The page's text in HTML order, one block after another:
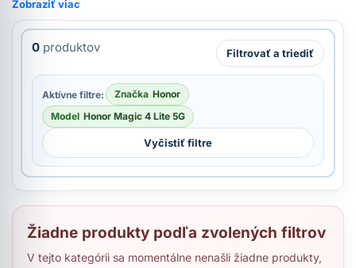
Zobraziť viac
0 produktov Filtrovať a triediť
Aktívne filtre: Značka Honor
Model Honor Magic 4 Lite 5G
Vyčistiť filtre
Žiadne produkty podľa zvolených filtrov
V tejto kategórii sa momentálne nenašli žiadne produkty,